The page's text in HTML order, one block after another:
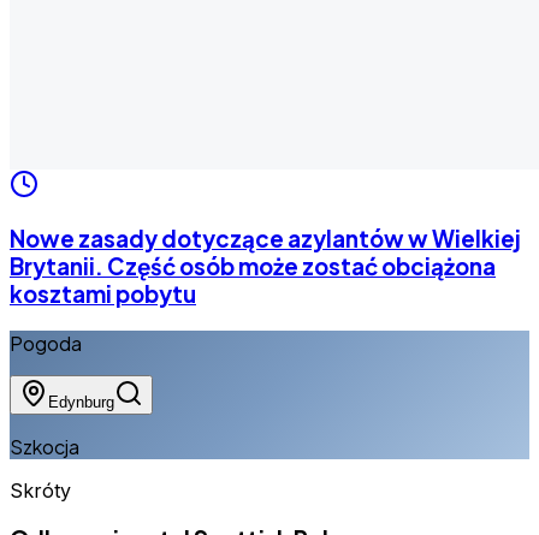
Nowe zasady dotyczące azylantów w Wielkiej
Brytanii. Część osób może zostać obciążona
kosztami pobytu
Pogoda
Edynburg
Szkocja
Skróty